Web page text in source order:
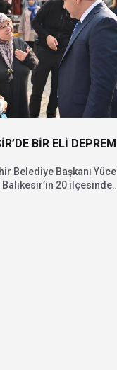
BİR ELİ DEPREM
Belediye Başkanı Yücel
20 ilçesinde